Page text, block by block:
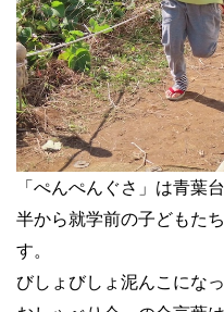
「ぺんぺんぐさ」は青葉
半から就学前の子どもた
す。
びしょびしょ泥んこにな